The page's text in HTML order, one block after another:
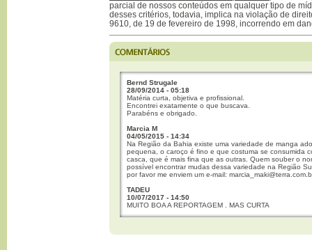
parcial de nossos conteúdos em qualquer tipo de
desses critérios, todavia, implica na violação de
9610, de 19 de fevereiro de 1998, incorrendo em
Bernd Strugale
28/09/2014 - 05:18
Matéria curta, objetiva e profissional.
Encontrei exatamente o que buscava.
Parabéns e obrigado.
Marcia M
04/05/2015 - 14:34
Na Região da Bahia existe uma variedade de manga
pequena, o caroço é fino e que costuma se consumida
casca, que é mais fina que as outras. Quem souber o
possível encontrar mudas dessa variedade na Região
por favor me enviem um e-mail:
TADEU
10/07/2017 - 14:50
MUITO BOA A REPORTAGEM . MAS CURTA